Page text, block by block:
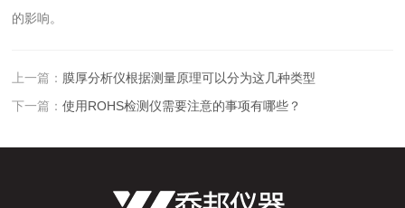
的影响。
上一篇： 膜厚分析仪根据测量原理可以分为这几种类型
下一篇：使用ROHS检测仪需要注意的事项有哪些？